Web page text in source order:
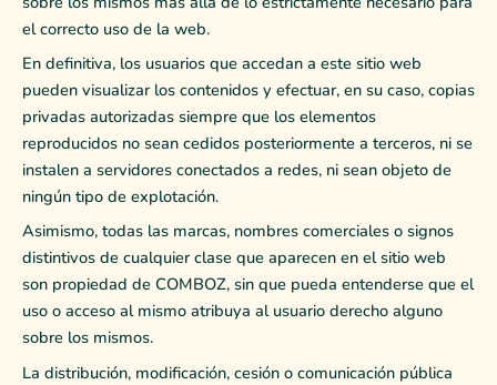
el correcto uso de la web.
En definitiva, los usuarios que accedan a este sitio web
pueden visualizar los contenidos y efectuar, en su caso, copias
privadas autorizadas siempre que los elementos
reproducidos no sean cedidos posteriormente a terceros, ni se
instalen a servidores conectados a redes, ni sean objeto de
ningún tipo de explotación.
Asimismo, todas las marcas, nombres comerciales o signos
distintivos de cualquier clase que aparecen en el sitio web
son propiedad de COMBOZ, sin que pueda entenderse que el
uso o acceso al mismo atribuya al usuario derecho alguno
sobre los mismos.
La distribución, modificación, cesión o comunicación pública